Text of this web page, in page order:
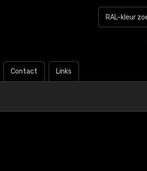
Contact Links